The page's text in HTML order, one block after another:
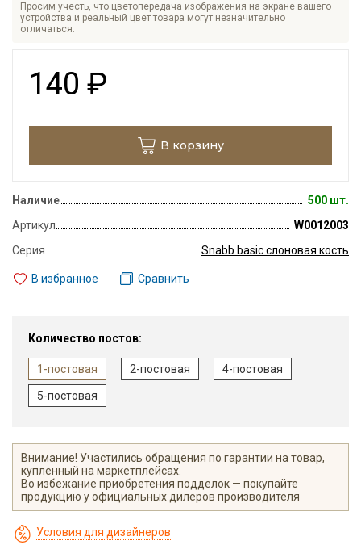
Просим учесть, что цветопередача изображения на экране вашего
устройства и реальный цвет товара могут незначительно
отличаться.
140 ₽
В корзину
Наличие
500 шт.
Артикул
W0012003
Серия
Snabb basic слоновая кость
В избранное Сравнить
Количество постов:
1-постовая 2-постовая 4-постовая
5-постовая
Внимание! Участились обращения по гарантии на товар,
купленный на маркетплейсах.
Во избежание приобретения подделок — покупайте
продукцию у официальных дилеров производителя
Условия для дизайнеров